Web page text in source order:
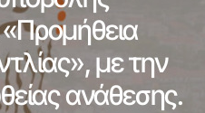
με την
ανάθεσης.